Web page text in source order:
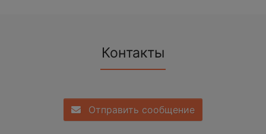
Контакты
Отправить сообщение